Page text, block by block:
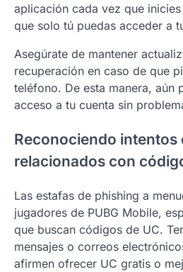
aplicación cada vez que
que solo tú puedas acceder a
Asegúrate de mantener
recuperación en caso de que
teléfono. De esta manera, aún
acceso a tu cuenta sin
Reconociendo intentos
relacionados con
Las estafas de phishing a
jugadores de PUBG Mobile,
que buscan códigos de UC.
mensajes o correos
afirmen ofrecer UC gratis o